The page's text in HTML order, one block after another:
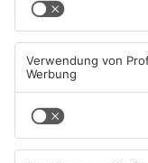
Schwimmbäder im
erhebliche Mängel auf
06.08.2026, 06:37 UHR IN